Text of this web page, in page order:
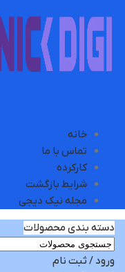
خانه
تماس با ما
کارکرده
شرایط بازگشت
مجله نیک دیجی
دسته بندی محصولات
ورود / ثبت نام